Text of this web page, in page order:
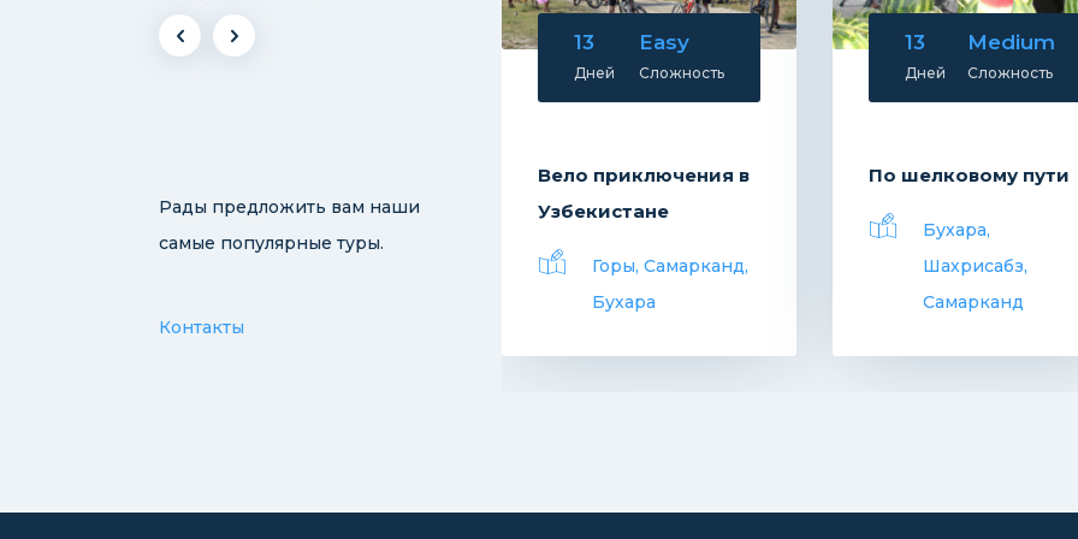
Рады предложить вам наши
самые популярные туры.
Контакты
Узбекистане
13
По шелковому пути
Дней
13
Сложность
Medium
Шахрисабз,
Самарканд
Вокруг Чарвака
Дней
1
Сложность
Easy
Чимган, Чарвак